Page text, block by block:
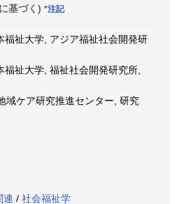
基づく) *注記
祉大学, アジア福祉社会開発研
祉大学, 福祉社会開発研究所,
域ケア研究推進センター, 研究
連 / 社会福祉学